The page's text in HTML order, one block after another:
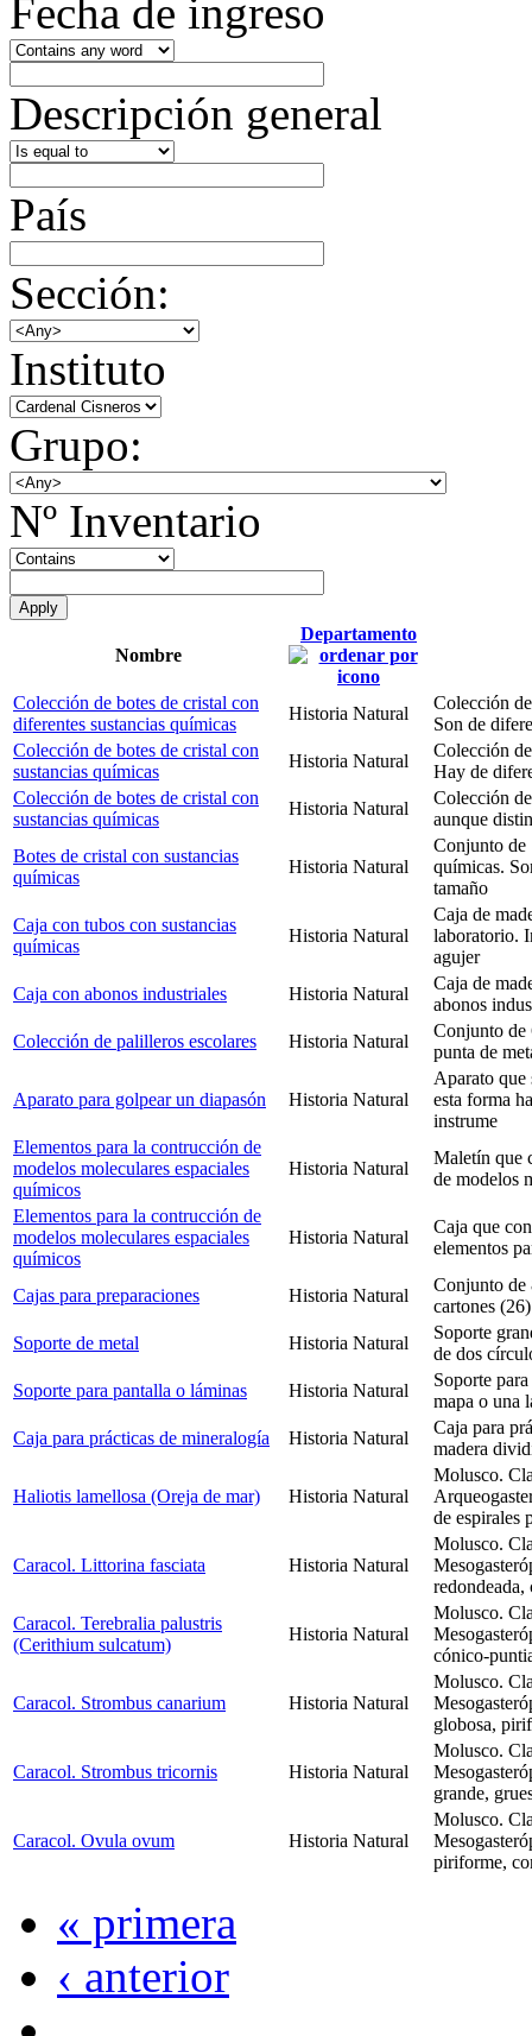
Fecha de ingreso
Descripción general
País
Sección:
Instituto
Grupo:
Nº Inventario
Nombre
Departamento
Colección de botes de cristal con
diferentes sustancias químicas
Historia Natural
Colección
Son de
Colección de botes de cristal con
sustancias químicas
Historia Natural
Colección
Hay de
Colección de botes de cristal con
sustancias químicas
Historia Natural
Colección
aunque
Botes de cristal con sustancias
químicas
Historia Natural
Conjunto de
químicas.
tamaño
Caja con tubos con sustancias
químicas
Historia Natural
Caja de
laboratorio.
agujer
Caja con abonos industriales
Historia Natural
Caja de
abonos
Colección de palilleros escolares
Historia Natural
Conjunto de
punta de
Aparato para golpear un diapasón Historia Natural
Aparato que
esta forma
instrume
Elementos para la contrucción de
modelos moleculares espaciales
químicos
Historia Natural
Maletín que
de modelos
Elementos para la contrucción de
modelos moleculares espaciales
químicos
Historia Natural
Caja que
elementos
Cajas para preparaciones Historia Natural
Conjunto de
cartones
Soporte de metal
Historia Natural
Soporte
de dos
Soporte para pantalla o láminas
Historia Natural
Soporte
mapa o una
Caja para prácticas de mineralogía
Historia Natural
Caja para
madera
Haliotis lamellosa (Oreja de mar) Historia Natural
Molusco.
de espirales
Caracol. Littorina fasciata Historia Natural
Molusco.
redondeada,
Caracol. Terebralia palustris
(Cerithium sulcatum)
Historia Natural
Molusco.
cónico-
Caracol. Strombus canarium Historia Natural
Molusco.
globosa,
Caracol. Strombus tricornis Historia Natural
Molusco.
grande,
Caracol. Ovula ovum Historia Natural
Molusco.
piriforme,
« primera
‹ anterior